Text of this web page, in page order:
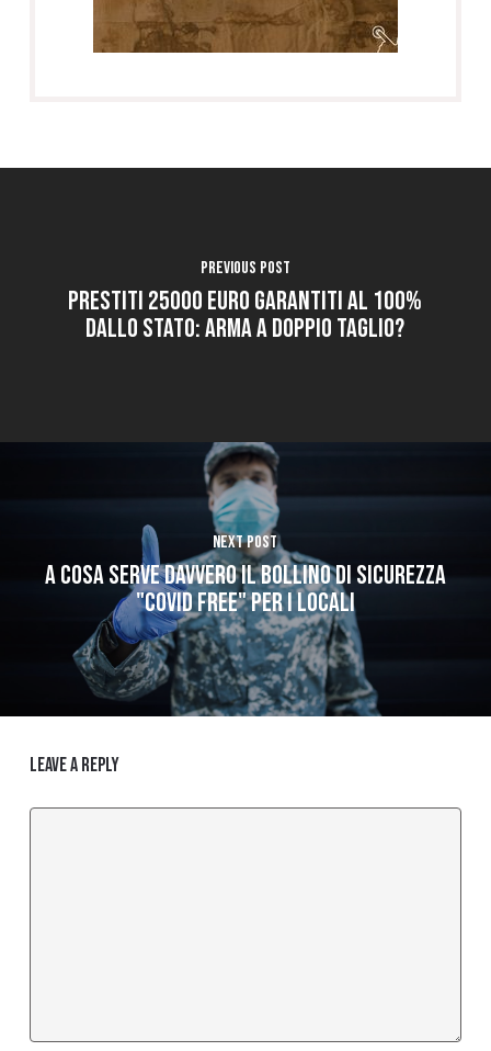
Previous Post
Prestiti 25000 euro garantiti al 100%
dallo Stato: Arma a doppio taglio?
Next Post
A cosa serve DAVVERO il Bollino di Sicurezza
"COVID FREE" per i locali
Leave a Reply